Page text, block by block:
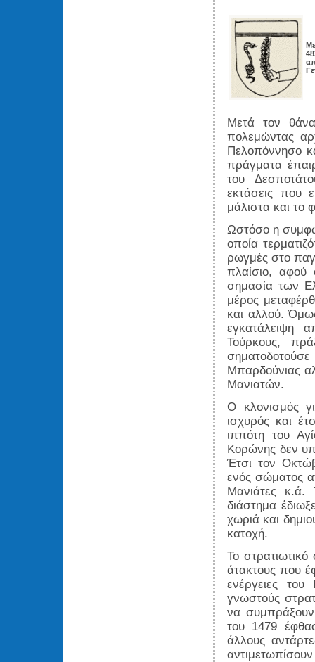
Μετά τον
πολεμώντας
Πελοπόννησο
πράγματα
του
εκτάσεις που
μάλιστα και το
Ωστόσο η
οποία
ρωγμές στο
πλαίσιο, αφού
σημασία των
μέρος
και αλλού.
εγκατάλειψη
Τούρκους,
Μπαρδούνιας
Μανιατών.
Ο κλονισμός
ισχυρός και
ιππότη του
Κορώνης δεν
Έτσι τον
ενός σώματος
Μανιάτες κ.ά.
διάστημα
χωριά και
κατοχή.
Το
άτακτους που
ενέργειες
γνωστούς
να
του 1479
άλλους